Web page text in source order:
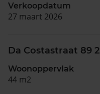
Verkoopdatum
27 maart 2026
Da Costastraat 89 2
Woonoppervlak
44 m2